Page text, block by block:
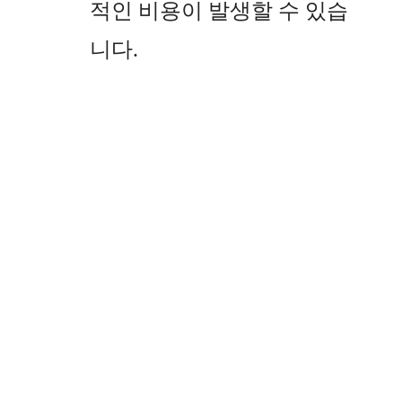
적인 비용이 발생할 수 있습
니다.